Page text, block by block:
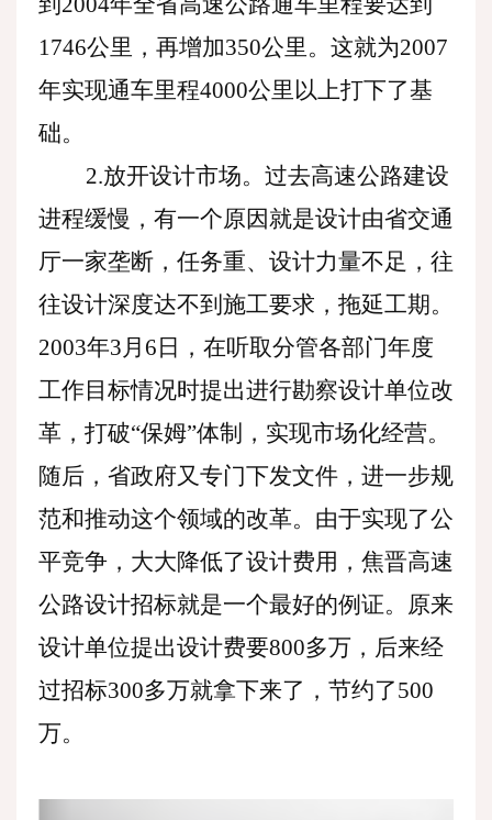
1746公里，再增加350公里。这就为2007
年实现通车里程4000公里以上打下了基
础。
2.放开设计市场。过去高速公路建设
进程缓慢，有一个原因就是设计由省交通
厅一家垄断，任务重、设计力量不足，往
往设计深度达不到施工要求，拖延工期。
2003年3月6日，在听取分管各部门年度
工作目标情况时提出进行勘察设计单位改
革，打破“保姆”体制，实现市场化经营。
随后，省政府又专门下发文件，进一步规
范和推动这个领域的改革。由于实现了公
平竞争，大大降低了设计费用，焦晋高速
公路设计招标就是一个最好的例证。原来
设计单位提出设计费要800多万，后来经
过招标300多万就拿下来了，节约了500
万。